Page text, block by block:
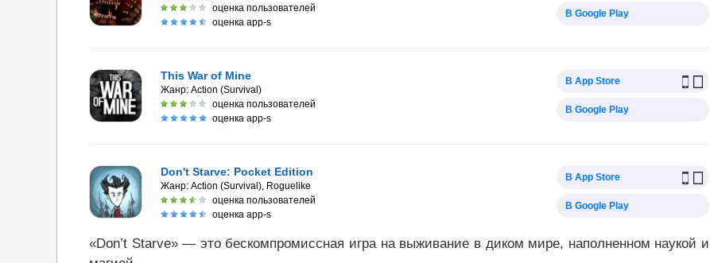
оценка пользователей
оценка app-s
В Google Play
This War of Mine
Жанр: Action (Survival)
оценка пользователей
оценка app-s
В App Store
В Google Play
Don't Starve: Pocket Edition
Жанр: Action (Survival), Roguelike
оценка пользователей
оценка app-s
В App Store
В Google Play
«Don’t Starve» — это бескомпромиссная игра на выживание в диком мире, наполненном наукой и